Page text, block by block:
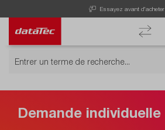
Essayez avant d'acheter !
Demande individuelle